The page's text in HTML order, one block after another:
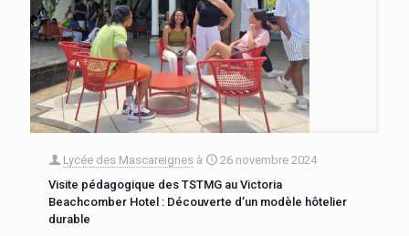
Lycée des Mascareignes à
26 novembre 2024
Visite pédagogique des TSTMG au Victoria
Beachcomber Hotel : Découverte d’un modèle hôtelier
durable